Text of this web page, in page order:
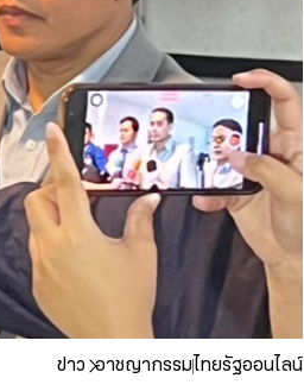
ข่าว อาชญากรรมไทยรัฐออนไลน์